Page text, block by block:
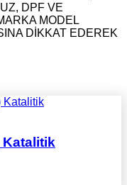
DPF VE
MODEL
DİKKAT EDEREK
Katalitik